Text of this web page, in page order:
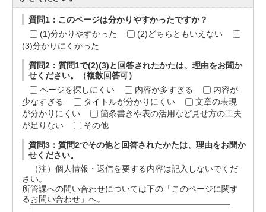
質問1：このページは分かりやすかったですか？
(1)分かりやすかった
(2)どちらともいえない
(3)分かりにくかった
質問2：質問1で(2)(3)と回答されたかたは、理由をお聞か
せください。（複数回答可）
ページを探しにくい
内容が多すぎる
内容が
少なすぎる
タイトルが分かりにくい
文章の表現
が分かりにくい
箇条書きや表の活用など見せ方の工夫
が足りない
その他
質問3：質問2でその他と回答されたかたは、理由をお聞か
せください。
（注）個人情報・返信を要する内容は記入しないでくだ
さい。
所管課への問い合わせについては下の「このページに関す
るお問い合わせ」へ。